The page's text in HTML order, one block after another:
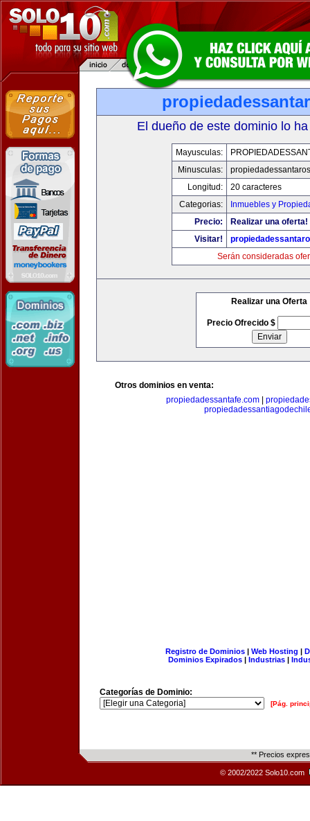
El dueño de este dominio lo
Mayusculas:
Minusculas:
Longitud:
20 caracteres
Categorias:
Inmuebles y
Precio:
Realizar una oferta!
Visitar!
Serán consideradas
Realizar una Oferta
Precio Ofrecido $
Otros dominios en venta:
propiedadessantafe.com|
Registro de Dominios| Web Hosting |
Dominios Expirados | Industrias |
Categorías de Dominio:
[Pág.
** Precios
© 2002/2022 Solo10.com